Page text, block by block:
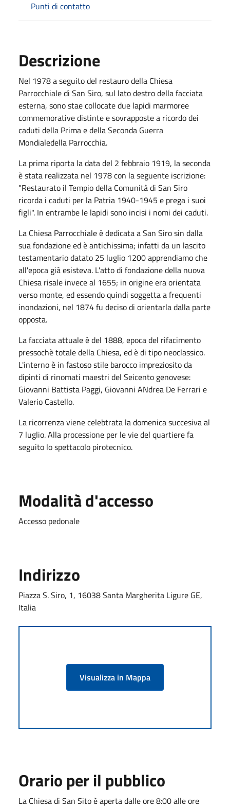
Punti di contatto
Descrizione
Nel 1978 a seguito del restauro della Chiesa
Parrocchiale di San Siro, sul lato destro della facciata
esterna, sono stae collocate due lapidi marmoree
commemorative distinte e sovrapposte a ricordo dei
caduti della Prima e della Seconda Guerra
Mondialedella Parrocchia.
La prima riporta la data del 2 febbraio 1919, la seconda
è stata realizzata nel 1978 con la seguente iscrizione:
"Restaurato il Tempio della Comunità di San Siro
ricorda i caduti per la Patria 1940-1945 e prega i suoi
figli". In entrambe le lapidi sono incisi i nomi dei caduti.
La Chiesa Parrocchiale è dedicata a San Siro sin dalla
sua fondazione ed è antichissima; infatti da un lascito
testamentario datato 25 luglio 1200 apprendiamo che
all'epoca già esisteva. L'atto di fondazione della nuova
Chiesa risale invece al 1655; in origine era orientata
verso monte, ed essendo quindi soggetta a frequenti
inondazioni, nel 1874 fu deciso di orientarla dalla parte
opposta.
La facciata attuale è del 1888, epoca del rifacimento
pressochè totale della Chiesa, ed è di tipo neoclassico.
L'interno è in fastoso stile barocco impreziosito da
dipinti di rinomati maestri del Seicento genovese:
Giovanni Battista Paggi, Giovanni ANdrea De Ferrari e
Valerio Castello.
La ricorrenza viene celebtrata la domenica succesiva al
7 luglio. Alla processione per le vie del quartiere fa
seguito lo spettacolo pirotecnico.
Modalità d'accesso
Accesso pedonale
Indirizzo
Piazza S. Siro, 1, 16038 Santa Margherita Ligure GE,
Italia
Visualizza in Mappa
Orario per il pubblico
La Chiesa di San Sito è aperta dalle ore 8:00 alle ore